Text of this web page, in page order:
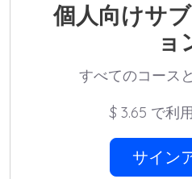
個人向けサ
ョ
すべてのコース
$3.65 で利
サイン